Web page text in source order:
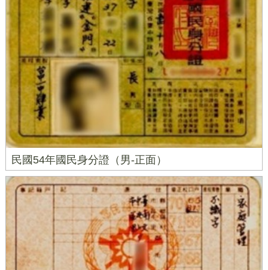
民國54年國民身分證（男-正面）